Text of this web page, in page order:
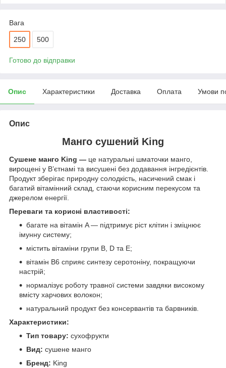
Вага
250 500
Готово до відправки
Опис Характеристики Доставка Оплата Умови
Опис
Манго сушений King
Сушене манго King — це натуральні шматочки манго,
вирощені у В’єтнамі та висушені без додавання інгредієнтів.
Продукт зберігає природну солодкість, насичений смак і
багатий вітамінний склад, стаючи корисним перекусом та
джерелом енергії.
Переваги та корисні властивості:
багате на вітамін A — підтримує ріст клітин і зміцнює
імунну систему;
містить вітаміни групи B, D та E;
вітамін B6 сприяє синтезу серотоніну, покращуючи
настрій;
нормалізує роботу травної системи завдяки високому
вмісту харчових волокон;
натуральний продукт без консервантів та барвників.
Характеристики:
Тип товару: сухофрукти
Вид: сушене манго
Бренд: King